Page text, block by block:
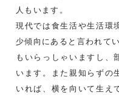
人もいます。
現代では食生活や生活環
少傾向にあると言われて
もいらっしゃいますし、
います。また親知らずの
いれば、横を向いて生え